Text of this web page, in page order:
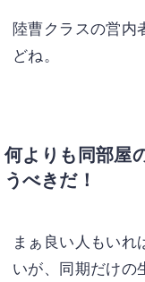
陸曹クラスの営内
どね。
何よりも同部屋
うべきだ！
まぁ良い人もいれ
いが、同期だけの